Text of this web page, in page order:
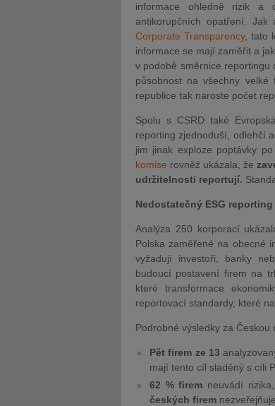
informace ohledně rizik a
antikorupčních opatření.
Corporate Transparency, tato
informace se mají zaměřit a
v podobě směrnice reportingu
působnost na všechny
republice tak naroste počet
Spolu s CSRD také
reporting zjednoduší, odlehčí
jim jinak exploze poptávky
komise rovněž ukázala, že
udržitelnosti reportují.
Nedostatečný ESG
Analýza 250 korporací
Polska zaměřené na obecné
vyžadují investoři, banky
budoucí postavení firem na
které transformace
reportovací standardy, které
Podrobné výsledky za Českou
Pět firem ze 13
mají tento cíl sladěný s cíli
62 % firem neuvádí
českých firem